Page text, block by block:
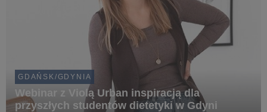
GDAŃSK/GDYNIA
Webinar z Violą Urban inspiracją dla
przyszłych studentów dietetyki w Gdyni